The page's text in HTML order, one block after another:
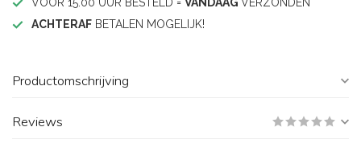
ACHTERAF BETALEN MOGELIJK!
Productomschrijving
Reviews